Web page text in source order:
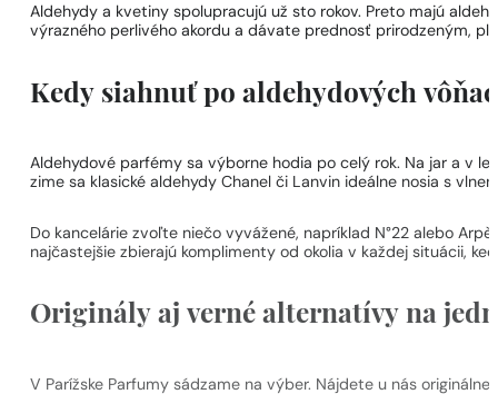
Aldehydy a kvetiny spolupracujú už sto rokov. Preto majú
výrazného perlivého akordu a dávate prednosť prirodzeným,
Kedy siahnuť po aldehydových
Aldehydové parfémy sa výborne hodia po celý rok. Na jar a v
zime sa klasické aldehydy Chanel či Lanvin ideálne nosia s
Do kancelárie zvoľte niečo vyvážené, napríklad N°22 alebo
najčastejšie zbierajú komplimenty od okolia v každej situácii,
Originály aj verné alternatívy na
V Parížske Parfumy sádzame na výber. Nájdete u nás